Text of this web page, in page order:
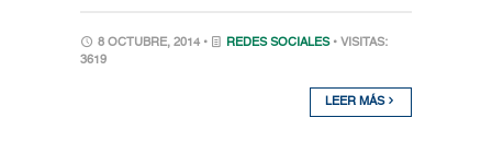
8 OCTUBRE, 2014 • REDES SOCIALES • VISITAS:
3619
LEER MÁS